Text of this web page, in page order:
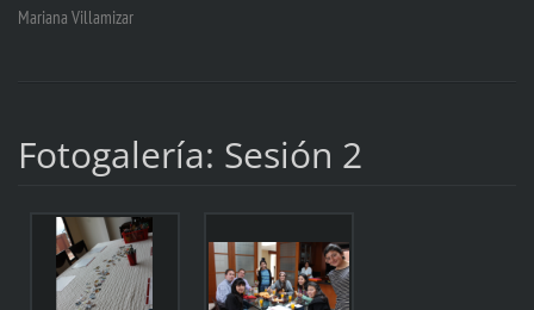
Mariana Villamizar
Fotogalería: Sesión 2